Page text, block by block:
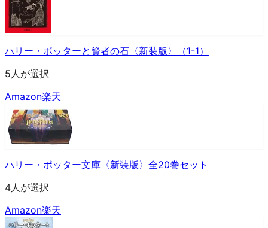
ハリー・ポッターと賢者の石〈新装版〉（1-1）
5人が選択
Amazon楽天
ハリー・ポッター文庫〈新装版〉全20巻セット
4人が選択
Amazon楽天